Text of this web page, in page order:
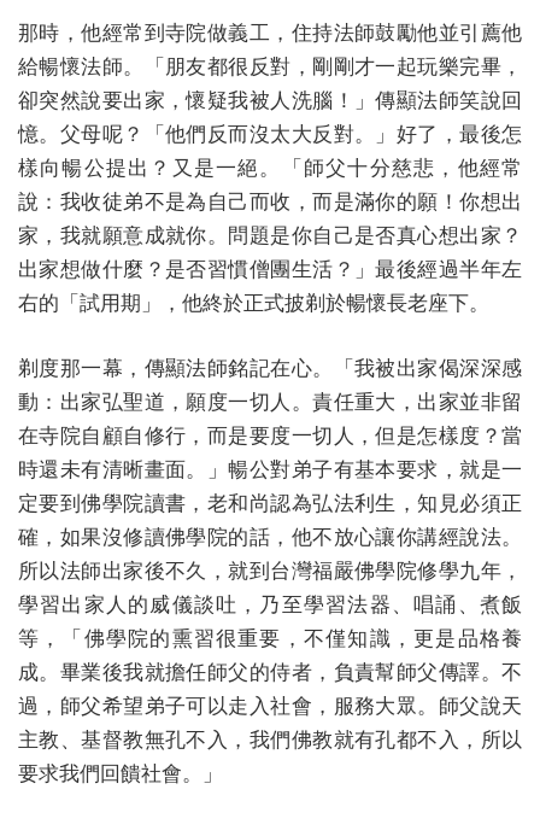
那時，他經常到寺院做義工，住持法師鼓勵他並引薦他
給暢懷法師。「朋友都很反對，剛剛才一起玩樂完畢，
卻突然說要出家，懷疑我被人洗腦！」傳顯法師笑說回
憶。父母呢？「他們反而沒太大反對。」好了，最後怎
樣向暢公提出？又是一絕。「師父十分慈悲，他經常
說：我收徒弟不是為自己而收，而是滿你的願！你想出
家，我就願意成就你。問題是你自己是否真心想出家？
出家想做什麼？是否習慣僧團生活？」最後經過半年左
右的「試用期」，他終於正式披剃於暢懷長老座下。
剃度那一幕，傳顯法師銘記在心。「我被出家偈深深感
動：出家弘聖道，願度一切人。責任重大，出家並非留
在寺院自顧自修行，而是要度一切人，但是怎樣度？當
時還未有清晰畫面。」暢公對弟子有基本要求，就是一
定要到佛學院讀書，老和尚認為弘法利生，知見必須正
確，如果沒修讀佛學院的話，他不放心讓你講經說法。
所以法師出家後不久，就到台灣福嚴佛學院修學九年，
學習出家人的威儀談吐，乃至學習法器、唱誦、煮飯
等，「佛學院的熏習很重要，不僅知識，更是品格養
成。畢業後我就擔任師父的侍者，負責幫師父傳譯。不
過，師父希望弟子可以走入社會，服務大眾。師父說天
主教、基督教無孔不入，我們佛教就有孔都不入，所以
要求我們回饋社會。」